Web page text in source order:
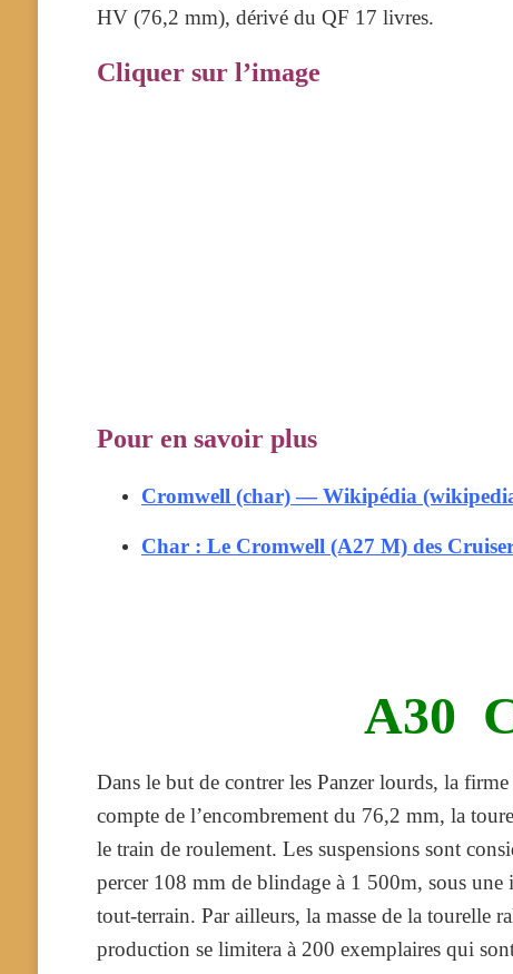
HV (76,2 mm), dérivé du QF 17 livres.
Cliquer sur l’image
Pour en savoir plus
Cromwell (char) — Wikipédia
Char : Le Cromwell (A27 M) des
A30
Dans le but de contrer les Panzer lourds, la
compte de l’encombrement du 76,2 mm, la
le train de roulement. Les suspensions sont
percer 108 mm de blindage à 1 500m, sous
tout-terrain. Par ailleurs, la masse de la tourelle
production se limitera à 200 exemplaires qui